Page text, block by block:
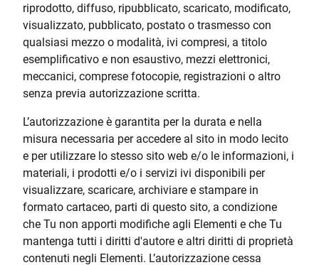
riprodotto, diffuso, ripubblicato, scaricato, modificato,
visualizzato, pubblicato, postato o trasmesso con
qualsiasi mezzo o modalità, ivi compresi, a titolo
esemplificativo e non esaustivo, mezzi elettronici,
meccanici, comprese fotocopie, registrazioni o altro
senza previa autorizzazione scritta.
L’autorizzazione è garantita per la durata e nella
misura necessaria per accedere al sito in modo lecito
e per utilizzare lo stesso sito web e/o le informazioni, i
materiali, i prodotti e/o i servizi ivi disponibili per
visualizzare, scaricare, archiviare e stampare in
formato cartaceo, parti di questo sito, a condizione
che Tu non apporti modifiche agli Elementi e che Tu
mantenga tutti i diritti d'autore e altri diritti di proprietà
contenuti negli Elementi. L’autorizzazione cessa